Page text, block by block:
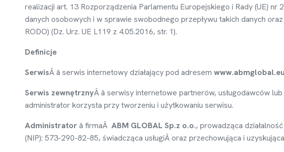
realizacji art. 13 Rozporządzenia Parlamentu Europejskiego i Rady (UE)
danych osobowych i w sprawie swobodnego przepływu takich danych
RODO) (Dz. Urz. UE L119 z 4.05.2016, str. 1).
Definicje
SerwisÂ â serwis internetowy działający pod adresem www.abmglobal.eu
Serwis zewnętrznyÂ â serwisy internetowe partnerów, usługodawców
administrator korzysta przy tworzeniu i użytkowaniu serwisu.
Administratorâ firmaÂ ABM GLOBAL Sp.z o.o., prowadząca działalność
(NIP): 573-290-82-85, świadcząca usługiÂ oraz przechowująca i uzyskują